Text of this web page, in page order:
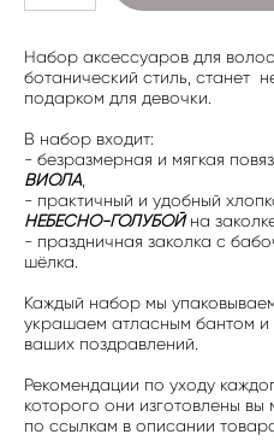
Набор аксессуаров для
ботанический стиль, станет
подарком для девочки.
В набор входит:
- безразмерная и мягкая
ВИОЛА
- практичный и удобный
НЕБЕСНО-ГОЛУБОЙна
- праздничная заколка с
шёлка.
Каждый набор мы
украшаем атласным бантом и
ваших поздравлений.
Рекомендации по уходу
которого они изготовлены вы
по ссылкам в описании